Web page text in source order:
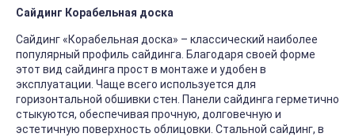
Сайдинг Корабельная доска
Сайдинг «Корабельная доска» – классический наиболее
популярный профиль сайдинга. Благодаря своей форме
этот вид сайдинга прост в монтаже и удобен в
эксплуатации. Чаще всего используется для
горизонтальной обшивки стен. Панели сайдинга герметично
стыкуются, обеспечивая прочную, долговечную и
эстетичную поверхность облицовки. Стальной сайдинг, в